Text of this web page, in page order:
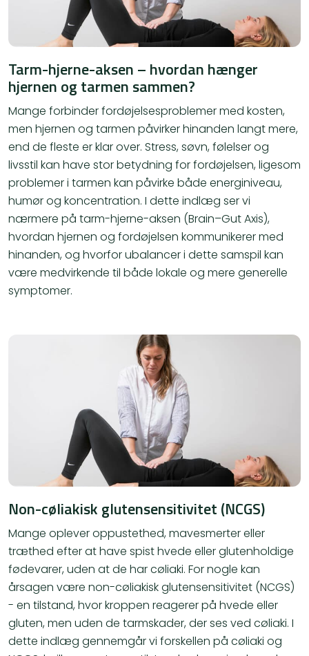
Tarm-hjerne-aksen – hvordan hænger
hjernen og tarmen sammen?
Mange forbinder fordøjelsesproblemer med kosten,
men hjernen og tarmen påvirker hinanden langt mere,
end de fleste er klar over. Stress, søvn, følelser og
livsstil kan have stor betydning for fordøjelsen, ligesom
problemer i tarmen kan påvirke både energiniveau,
humør og koncentration. I dette indlæg ser vi
nærmere på tarm-hjerne-aksen (Brain–Gut Axis),
hvordan hjernen og fordøjelsen kommunikerer med
hinanden, og hvorfor ubalancer i dette samspil kan
være medvirkende til både lokale og mere generelle
symptomer.
Non-cøliakisk glutensensitivitet (NCGS)
Mange oplever oppustethed, mavesmerter eller
træthed efter at have spist hvede eller glutenholdige
fødevarer, uden at de har cøliaki. For nogle kan
årsagen være non-cøliakisk glutensensitivitet (NCGS)
- en tilstand, hvor kroppen reagerer på hvede eller
gluten, men uden de tarmskader, der ses ved cøliaki. I
dette indlæg gennemgår vi forskellen på cøliaki og